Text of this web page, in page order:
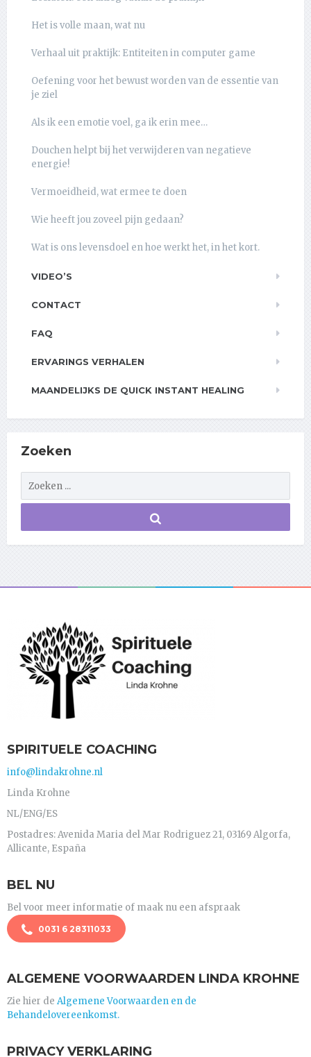
Het is volle maan, wat nu
Verhaal uit praktijk: Entiteiten in computer game
Oefening voor het bewust worden van de essentie van
je ziel
Als ik een emotie voel, ga ik erin mee…
Douchen helpt bij het verwijderen van negatieve
energie!
Vermoeidheid, wat ermee te doen
Wie heeft jou zoveel pijn gedaan?
Wat is ons levensdoel en hoe werkt het, in het kort.
VIDEO’S
CONTACT
FAQ
ERVARINGS VERHALEN
MAANDELIJKS DE QUICK INSTANT HEALING
Zoeken
SPIRITUELE COACHING
info@lindakrohne.nl
Linda Krohne
NL/ENG/ES
Postadres: Avenida Maria del Mar Rodriguez 21, 03169 Algorfa,
Allicante, España
BEL NU
Bel voor meer informatie of maak nu een afspraak
0031 6 28311033
ALGEMENE VOORWAARDEN LINDA KROHNE
Zie hier de Algemene Voorwaarden en de
Behandelovereenkomst.
PRIVACY VERKLARING